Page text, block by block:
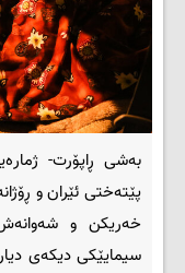
بەشی ڕاپۆرت-
پێتەختی ئێران و
خەریکن و شەوانەش
سیمایێکی دیکەی